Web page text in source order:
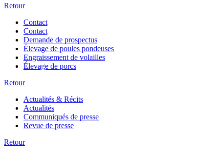
Retour
Contact
Contact
Demande de prospectus
Élevage de poules pondeuses
Engraissement de volailles
Élevage de porcs
Retour
Actualités & Récits
Actualités
Communiqués de presse
Revue de presse
Retour